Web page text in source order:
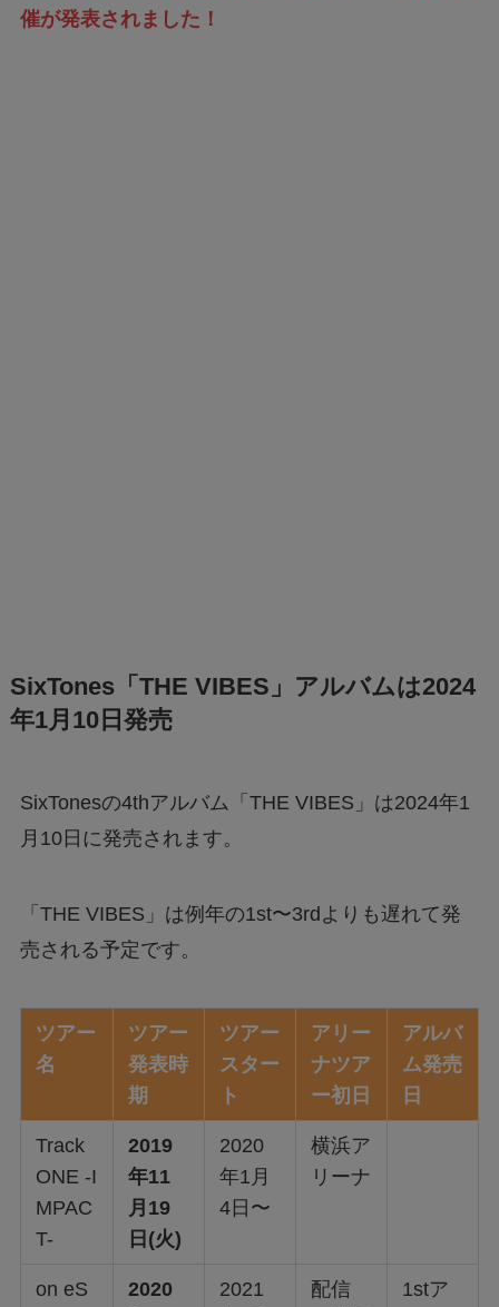
催が発表されました！
SixTones「THE VIBES」アルバムは2024
年1月10日発売
SixTonesの4thアルバム「THE VIBES」は2024年1
月10日に発売されます。
「THE VIBES」は例年の1st〜3rdよりも遅れて発
売される予定です。
ツアー
名
ツアー
発表時
期
ツアー
スター
ト
アリー
ナツア
ー初日
アルバ
ム発売
日
Track
ONE -I
MPAC
T-
2019
年11
月19
日(火)
2020
年1月
4日〜
横浜ア
リーナ
on eS
2020
2021
配信
1stア